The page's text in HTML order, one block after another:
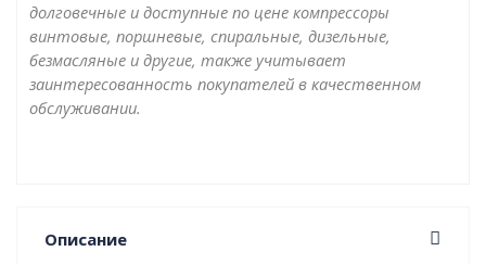
долговечные и доступные по цене компрессоры
винтовые, поршневые, спиральные, дизельные,
безмасляные и другие, также учитывает
заинтересованность покупателей в качественном
обслуживании.
Описание